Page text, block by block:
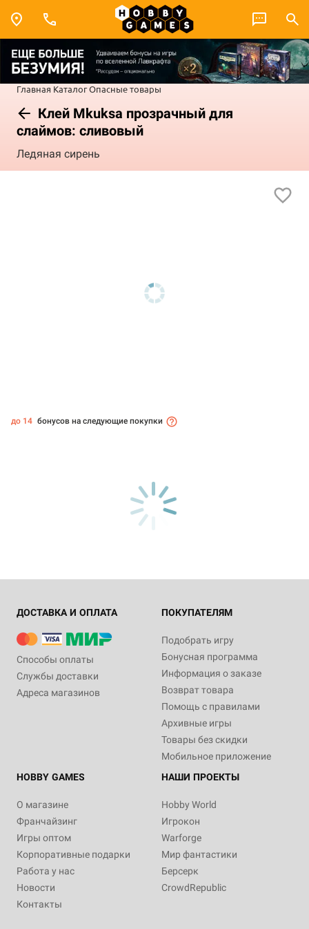
Главная КаталогОпасные товары
Клей Mkuksa прозрачный для
слаймов: сливовый
Ледяная сирень
до 14 бонусов на следующие покупки
ДОСТАВКА И ОПЛАТА
Способы оплаты
Службы доставки
Адреса магазинов
ПОКУПАТЕЛЯМ
Подобрать игру
Бонусная программа
Информация о заказе
Возврат товара
Помощь с правилами
Архивные игры
Товары без скидки
Мобильное приложение
HOBBY GAMES
О магазине
Франчайзинг
Игры оптом
Корпоративные подарки
Работа у нас
Новости
Контакты
НАШИ ПРОЕКТЫ
Hobby World
Игрокон
Warforge
Мир фантастики
Берсерк
CrowdRepublic